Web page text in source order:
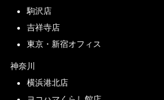
駒沢店
吉祥寺店
東京・新宿オフィス
神奈川
横浜港北店